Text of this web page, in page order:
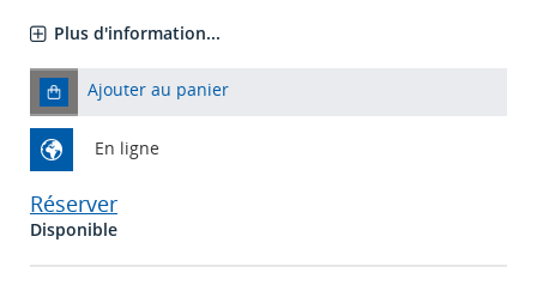
Plus d'information...
Ajouter au panier
En ligne
Réserver
Disponible